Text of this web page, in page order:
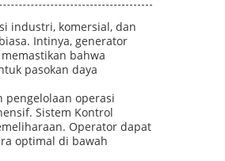
industri, komersial, dan
Intinya, generator
bahwa
pasokan daya
pengelolaan operasi
Sistem Kontrol
Operator dapat
optimal di bawah